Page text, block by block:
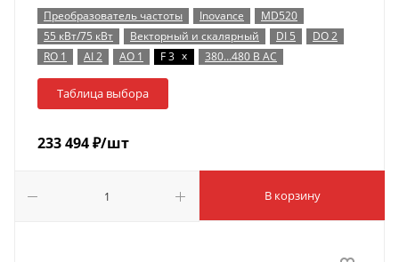
Преобразователь частоты Inovance
MD520
55 кВт/75 кВт
Векторный и скалярный DI 5
DO 2
RO 1
AI 2 AO 1 F 3 x 380…480 В AC
Таблица выбора
233 494₽/шт
В корзину